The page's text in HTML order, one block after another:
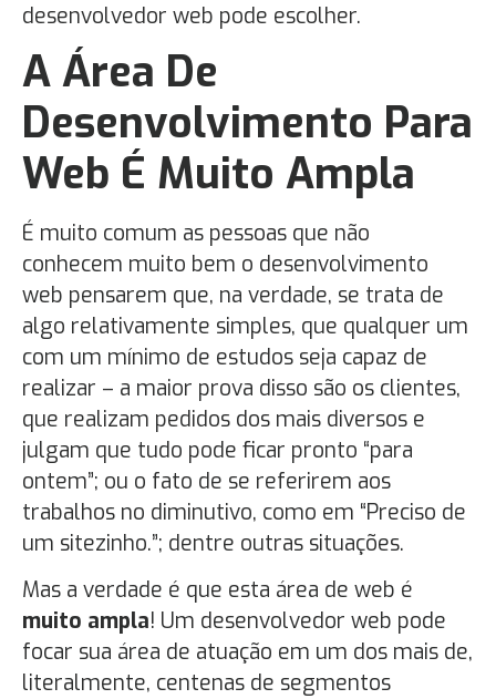
desenvolvedor web pode escolher.
A Área De
Desenvolvimento Para
Web É Muito Ampla
É muito comum as pessoas que não
conhecem muito bem o desenvolvimento
web pensarem que, na verdade, se trata de
algo relativamente simples, que qualquer um
com um mínimo de estudos seja capaz de
realizar – a maior prova disso são os clientes,
que realizam pedidos dos mais diversos e
julgam que tudo pode ficar pronto “para
ontem”; ou o fato de se referirem aos
trabalhos no diminutivo, como em “Preciso de
um sitezinho.”; dentre outras situações.
Mas a verdade é que esta área de web é
muito ampla! Um desenvolvedor web pode
focar sua área de atuação em um dos mais de,
literalmente, centenas de segmentos